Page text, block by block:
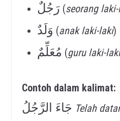
رَجُلٌ(seorang
وَلَدٌ (anak laki-laki)
مُعَلِّمٌ (guru laki-laki
Contoh dalam kalimat:
جَاءَ الرَّجُلُ Telah